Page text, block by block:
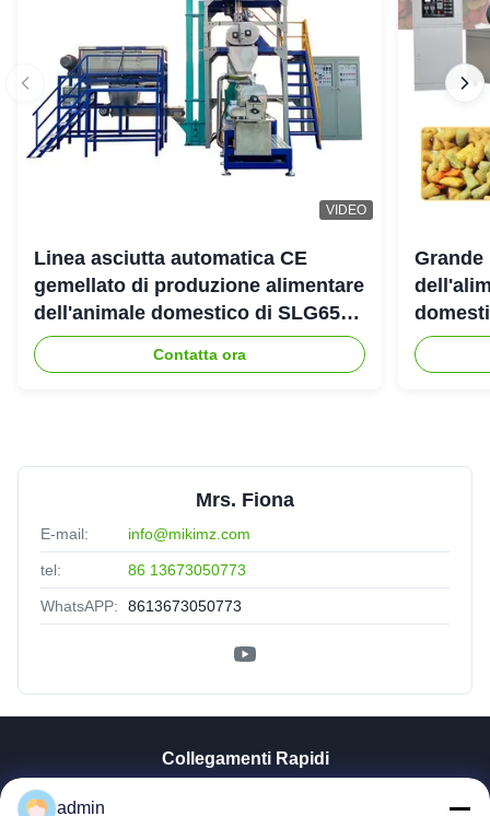
VIDEO
Linea asciutta automatica CE
gemellato di produzione alimentare
dell'animale domestico di SLG65
SLG70 dell'estrusore a vite di
parallelo
Contatta ora
Grande
Mrs. Fiona
E-mail: info@mikimz.com
tel: 86 13673050773
WhatsAPP: 8613673050773
Collegamenti Rapidi
admin